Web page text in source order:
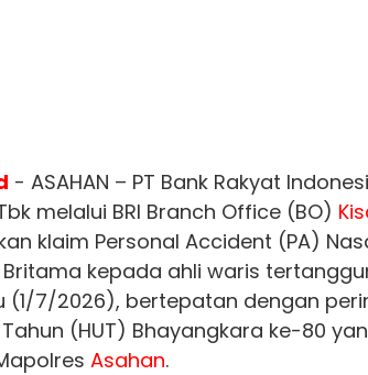
- ASAHAN – PT Bank Rakyat
melalui BRI Branch Office (BO)
klaim Personal Accident (PA)
kepada ahli waris
(1/7/2026), bertepatan dengan
(HUT) Bhayangkara ke-80
Asahan.